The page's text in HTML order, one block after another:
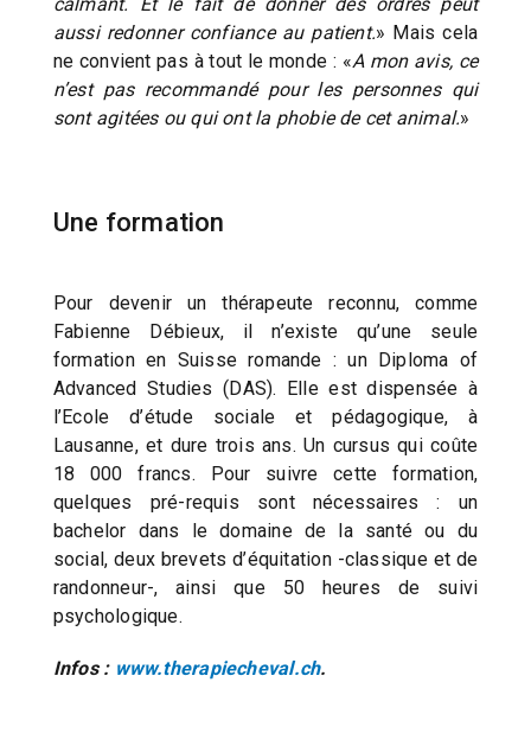
aussi redonner confiance au patient.» Mais cela
ne convient pas à tout le monde : «A mon avis, ce
n’est pas recommandé pour les personnes qui
sont agitées ou qui ont la phobie de cet animal.»
Une formation
Pour devenir un thérapeute reconnu, comme
Fabienne Débieux, il n’existe qu’une seule
formation en Suisse romande : un Diploma of
Advanced Studies (DAS). Elle est dispensée à
l’Ecole d’étude sociale et pédagogique, à
Lausanne, et dure trois ans. Un cursus qui coûte
18 000 francs. Pour suivre cette formation,
quelques pré-requis sont nécessaires : un
bachelor dans le domaine de la santé ou du
social, deux brevets d’équitation -classique et de
randonneur-, ainsi que 50 heures de suivi
psychologique.
Infos : www.therapiecheval.ch.